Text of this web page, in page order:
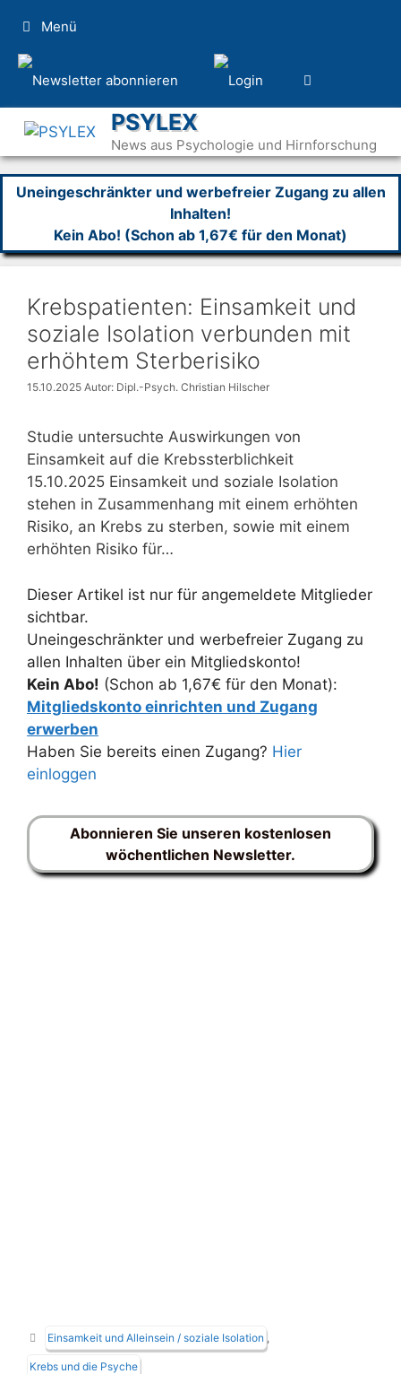
Inhalt
springen
Menü
PSYLEX
News aus Psychologie und Hirnforschung
Uneingeschränkter und werbefreier Zugang zu allen
Inhalten!
Kein Abo! (Schon ab 1,67€ für den Monat)
Krebspatienten: Einsamkeit und
soziale Isolation verbunden mit
erhöhtem Sterberisiko
15.10.2025 Autor: Dipl.-Psych. Christian Hilscher
Studie untersuchte Auswirkungen von
Einsamkeit auf die Krebssterblichkeit
15.10.2025 Einsamkeit und soziale Isolation
stehen in Zusammenhang mit einem erhöhten
Risiko, an Krebs zu sterben, sowie mit einem
erhöhten Risiko für…
Dieser Artikel ist nur für angemeldete Mitglieder
sichtbar.
Uneingeschränkter und werbefreier Zugang zu
allen Inhalten über ein Mitgliedskonto!
Kein Abo! (Schon ab 1,67€ für den Monat):
Mitgliedskonto einrichten und Zugang
erwerben
Haben Sie bereits einen Zugang? Hier
einloggen
Abonnieren Sie unseren kostenlosen
wöchentlichen Newsletter.
Schlagwörter
Einsamkeit und Alleinsein / soziale Isolation
Krebs und die Psyche